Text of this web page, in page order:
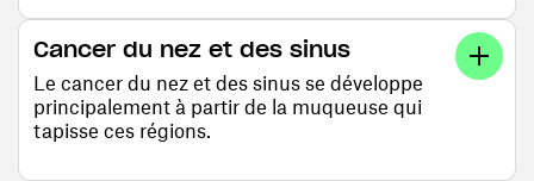
Cancer du nez et des sinus
Le cancer du nez et des sinus se développe
principalement à partir de la muqueuse qui
tapisse ces régions.